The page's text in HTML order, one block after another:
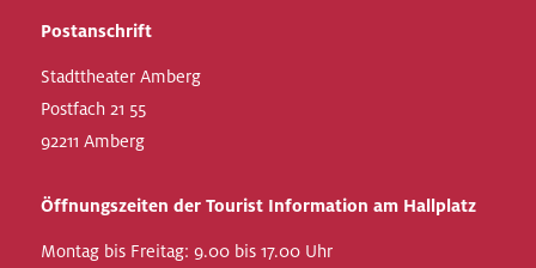
Postanschrift
Stadttheater Amberg
Postfach 21 55
92211 Amberg
Öffnungszeiten der Tourist Information am Hallplatz
Montag bis Freitag: 9.00 bis 17.00 Uhr